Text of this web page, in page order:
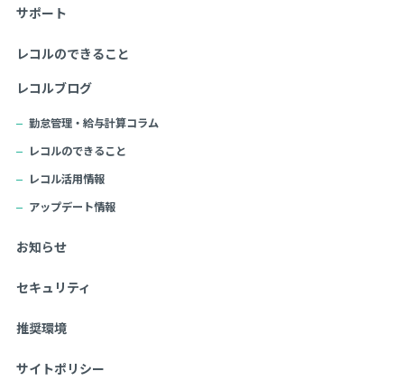
サポート
レコルのできること
レコルブログ
勤怠管理・給与計算コラム
レコルのできること
レコル活用情報
アップデート情報
お知らせ
セキュリティ
推奨環境
サイトポリシー